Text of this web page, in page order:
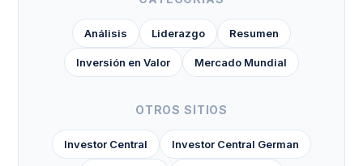
Análisis Liderazgo Resumen
Inversión en Valor Mercado Mundial
OTROS SITIOS
Investor Central Investor Central German